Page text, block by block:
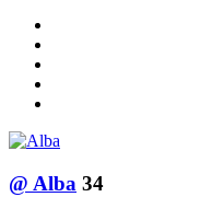
@ Alba 34